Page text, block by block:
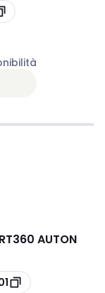
AUTON
001